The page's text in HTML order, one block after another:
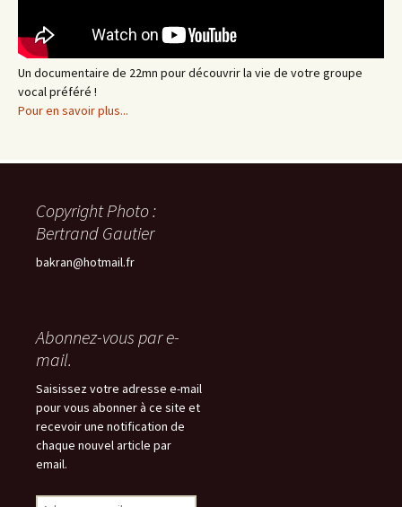
Un documentaire de 22mn pour découvrir la vie de votre groupe
vocal préféré !
Pour en savoir plus...
Copyright Photo :
Bertrand Gautier
bakran@hotmail.fr
Abonnez-vous par e-
mail.
Saisissez votre adresse e-mail
pour vous abonner à ce site et
recevoir une notification de
chaque nouvel article par
email.
Adresse